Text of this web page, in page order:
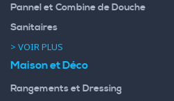
Pannel et Combine de Douche
Sanitaires
> VOIR PLUS
Maison et Déco
Rangements et Dressing